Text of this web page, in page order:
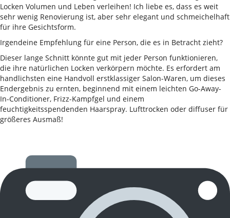
Locken Volumen und Leben verleihen! Ich liebe es, dass es weit
sehr wenig Renovierung ist, aber sehr elegant und schmeichelhaft
für ihre Gesichtsform.
Irgendeine Empfehlung für eine Person, die es in Betracht zieht?
Dieser lange Schnitt könnte gut mit jeder Person funktionieren,
die ihre natürlichen Locken verkörpern möchte. Es erfordert am
handlichsten eine Handvoll erstklassiger Salon-Waren, um dieses
Endergebnis zu ernten, beginnend mit einem leichten Go-Away-
In-Conditioner, Frizz-Kampfgel und einem
feuchtigkeitsspendenden Haarspray. Lufttrocken oder diffuser für
größeres Ausmaß!